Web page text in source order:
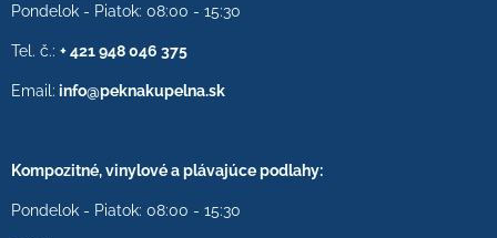
Pondelok - Piatok: 08:00 - 15:30
Tel. č.: + 421 948 046 375
Email: info@peknakupelna.sk
Kompozitné, vinylové a plávajúce podlahy:
Pondelok - Piatok: 08:00 - 15:30